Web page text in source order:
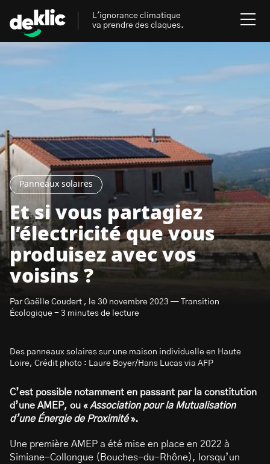
Panneaux solaires
Et si vous partagiez
l’électricité que vous
produisez avec vos
voisins ?
Par Gaëlle Coudert , le 30 novembre 2023 — Transition
Écologique - 3 minutes de lecture
Des panneaux solaires sur une maison individuelle en Haute
Loire, Crédit photo : Laure Boyer/Hans Lucas via AFP
C’est possible notamment en passant par la constitution
d’une AMEP, ou «Association pour la Mutualisation
d’une Énergie de Proximité».
Une première AMEP a été mise en place en 2022 à
Simiane-Collongue (Bouches-du-Rhône), lorsqu’un
L'ignorance climatique
va prendre des claques.
Rechercher
Environnement
Aides, bons plans & cie
Énergies renouvelables
Mobilités durables
Gestes écologiques
Inspiré.es inspirant.es
S’abonner à la newsletter
Les mots clés les plus
recherchés sur Deklic
Transition Écologique deklic kids
interview Volte-face influenceur.se